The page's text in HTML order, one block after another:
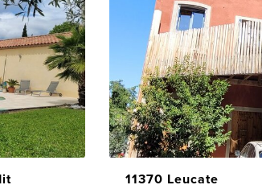
11370 Leucate